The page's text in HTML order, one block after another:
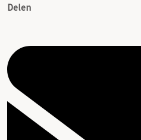
Delen